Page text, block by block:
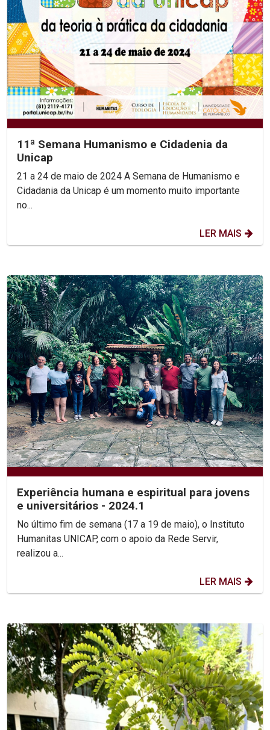
11ª Semana Humanismo e Cidadenia da
Unicap
21 a 24 de maio de 2024 A Semana de Humanismo e
Cidadania da Unicap é um momento muito importante
no...
LER MAIS
Experiência humana e espiritual para jovens
e universitários - 2024.1
No último fim de semana (17 a 19 de maio), o Instituto
Humanitas UNICAP, com o apoio da Rede Servir,
realizou a...
LER MAIS